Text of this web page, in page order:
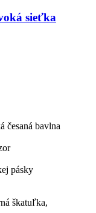
sieťka
česaná bavlna
pásky
škatuľka,